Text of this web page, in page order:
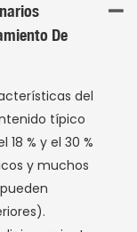
De
del
típico
% y el 30 %
y muchos